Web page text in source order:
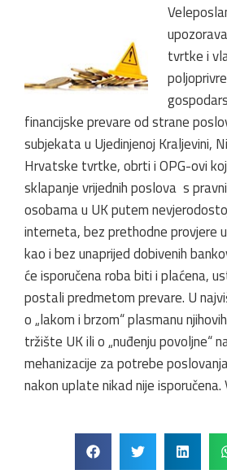
tvrtke i
financijske prevare od strane
subjekata u Ujedinjenoj Kraljevini,
Hrvatske tvrtke, obrti i OPG-ovi
sklapanje vrijednih poslova s
osobama u UK putem
interneta, bez prethodne provjere
kao i bez unaprijed dobivenih
će isporučena roba biti i plaćena,
postali predmetom prevare. U
o „lakom i brzom“ plasmanu
tržište UK ili o „nuđenju povoljne“
mehanizacije za potrebe
nakon uplate nikad nije isporučena.